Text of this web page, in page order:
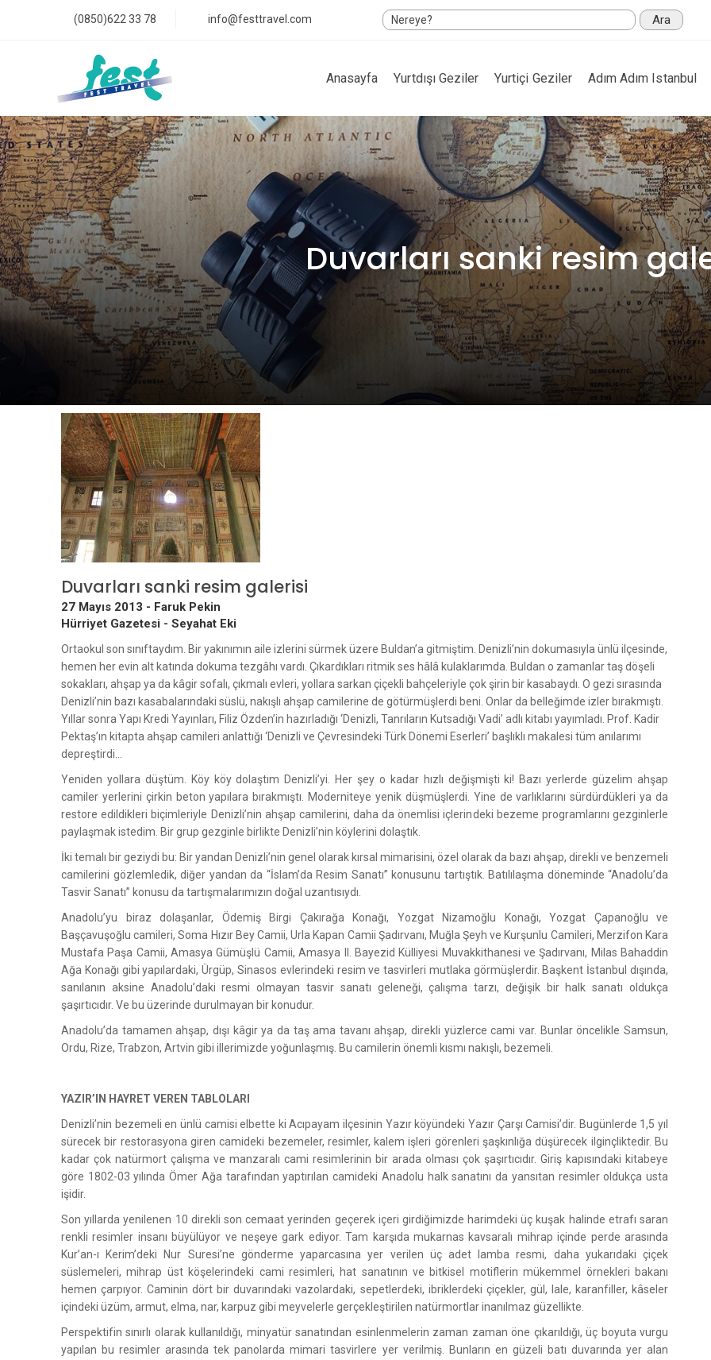
(0850)622 33 78 info@festtravel.com Ara
Anasayfa Yurtdışı Geziler Yurtiçi Geziler Adım Adım Istanbul
Duvarları sanki resim
Duvarları sanki resim galerisi
27 Mayıs 2013 - Faruk Pekin
Hürriyet Gazetesi - Seyahat Eki
Ortaokul son sınıftaydım. Bir yakınımın aile izlerini sürmek üzere Buldan’a gitmiştim. Denizli’nin dokumasıyla ünlü ilçesinde,
hemen her evin alt katında dokuma tezgâhı vardı. Çıkardıkları ritmik ses hâlâ kulaklarımda. Buldan o zamanlar taş döşeli
sokakları, ahşap ya da kâgir sofalı, çıkmalı evleri, yollara sarkan çiçekli bahçeleriyle çok şirin bir kasabaydı. O gezi sırasında
Denizli’nin bazı kasabalarındaki süslü, nakışlı ahşap camilerine de götürmüşlerdi beni. Onlar da belleğimde izler bırakmıştı.
Yıllar sonra Yapı Kredi Yayınları, Filiz Özden’in hazırladığı ‘Denizli, Tanrıların Kutsadığı Vadi’ adlı kitabı yayımladı. Prof. Kadir
Pektaş’ın kitapta ahşap camileri anlattığı ‘Denizli ve Çevresindeki Türk Dönemi Eserleri’ başlıklı makalesi tüm anılarımı
depreştirdi...
Yeniden yollara düştüm. Köy köy dolaştım Denizli’yi. Her şey o kadar hızlı değişmişti ki! Bazı yerlerde güzelim ahşap
camiler yerlerini çirkin beton yapılara bırakmıştı. Moderniteye yenik düşmüşlerdi. Yine de varlıklarını sürdürdükleri ya da
restore edildikleri biçimleriyle Denizli’nin ahşap camilerini, daha da önemlisi içlerindeki bezeme programlarını gezginlerle
paylaşmak istedim. Bir grup gezginle birlikte Denizli’nin köylerini dolaştık.
İki temalı bir geziydi bu: Bir yandan Denizli’nin genel olarak kırsal mimarisini, özel olarak da bazı ahşap, direkli ve benzemeli
camilerini gözlemledik, diğer yandan da “İslam’da Resim Sanatı” konusunu tartıştık. Batılılaşma döneminde “Anadolu’da
Tasvir Sanatı” konusu da tartışmalarımızın doğal uzantısıydı.
Anadolu’yu biraz dolaşanlar, Ödemiş Birgi Çakırağa Konağı, Yozgat Nizamoğlu Konağı, Yozgat Çapanoğlu ve
Başçavuşoğlu camileri, Soma Hızır Bey Camii, Urla Kapan Camii Şadırvanı, Muğla Şeyh ve Kurşunlu Camileri, Merzifon Kara
Mustafa Paşa Camii, Amasya Gümüşlü Camii, Amasya II. Bayezid Külliyesi Muvakkithanesi ve Şadırvanı, Milas Bahaddin
Ağa Konağı gibi yapılardaki, Ürgüp, Sinasos evlerindeki resim ve tasvirleri mutlaka görmüşlerdir. Başkent İstanbul dışında,
sanılanın aksine Anadolu’daki resmi olmayan tasvir sanatı geleneği, çalışma tarzı, değişik bir halk sanatı oldukça
şaşırtıcıdır. Ve bu üzerinde durulmayan bir konudur.
Anadolu’da tamamen ahşap, dışı kâgir ya da taş ama tavanı ahşap, direkli yüzlerce cami var. Bunlar öncelikle Samsun,
Ordu, Rize, Trabzon, Artvin gibi illerimizde yoğunlaşmış. Bu camilerin önemli kısmı nakışlı, bezemeli.
YAZIR’IN HAYRET VEREN TABLOLARI
Denizli’nin bezemeli en ünlü camisi elbette ki Acıpayam ilçesinin Yazır köyündeki Yazır Çarşı Camisi’dir. Bugünlerde 1,5 yıl
sürecek bir restorasyona giren camideki bezemeler, resimler, kalem işleri görenleri şaşkınlığa düşürecek ilginçliktedir. Bu
kadar çok natürmort çalışma ve manzaralı cami resimlerinin bir arada olması çok şaşırtıcıdır. Giriş kapısındaki kitabeye
göre 1802-03 yılında Ömer Ağa tarafından yaptırılan camideki Anadolu halk sanatını da yansıtan resimler oldukça usta
işidir.
Son yıllarda yenilenen 10 direkli son cemaat yerinden geçerek içeri girdiğimizde harimdeki üç kuşak halinde etrafı saran
renkli resimler insanı büyülüyor ve neşeye gark ediyor. Tam karşıda mukarnas kavsaralı mihrap içinde perde arasında
Kur’an-ı Kerim’deki Nur Suresi’ne gönderme yaparcasına yer verilen üç adet lamba resmi, daha yukarıdaki çiçek
süslemeleri, mihrap üst köşelerindeki cami resimleri, hat sanatının ve bitkisel motiflerin mükemmel örnekleri bakanı
hemen çarpıyor. Caminin dört bir duvarındaki vazolardaki, sepetlerdeki, ibriklerdeki çiçekler, gül, lale, karanfiller, kâseler
içindeki üzüm, armut, elma, nar, karpuz gibi meyvelerle gerçekleştirilen natürmortlar inanılmaz güzellikte.
Perspektifin sınırlı olarak kullanıldığı, minyatür sanatından esinlenmelerin zaman zaman öne çıkarıldığı, üç boyuta vurgu
yapılan bu resimler arasında tek panolarda mimari tasvirlere yer verilmiş. Bunların en güzeli batı duvarında yer alan